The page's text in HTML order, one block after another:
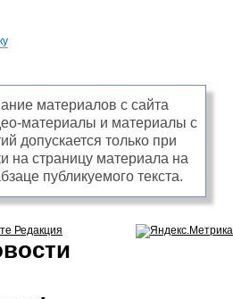
материалов с сайта
материалы и материалы с
допускается только при
на страницу материала на
публикуемого текста.
Редакция